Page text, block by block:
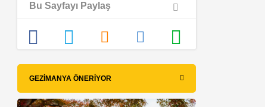
Bu Sayfayı Paylaş
GEZIMANYA ÖNERIYOR